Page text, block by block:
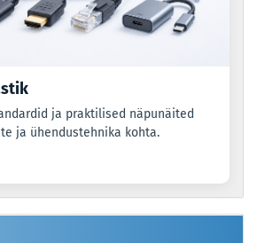
ja praktilised näpunäited
ja ühendustehnika kohta.